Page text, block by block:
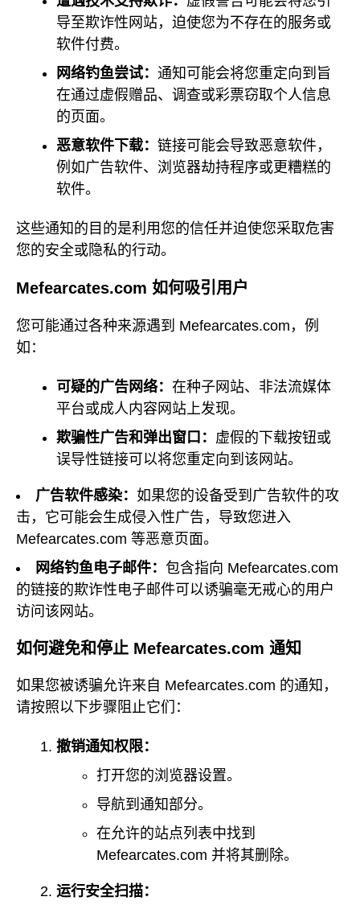
导至欺诈性网站，迫使您为不存在的服务或
软件付费。
网络钓鱼尝试： 通知可能会将您重定向到旨
在通过虚假赠品、调查或彩票窃取个人信息
的页面。
恶意软件下载： 链接可能会导致恶意软件，
例如广告软件、浏览器劫持程序或更糟糕的
软件。
这些通知的目的是利用您的信任并迫使您采取危害
您的安全或隐私的行动。
Mefearcates.com 如何吸引用户
您可能通过各种来源遇到 Mefearcates.com，例
如：
可疑的广告网络： 在种子网站、非法流媒体
平台或成人内容网站上发现。
欺骗性广告和弹出窗口： 虚假的下载按钮或
误导性链接可以将您重定向到该网站。
广告软件感染： 如果您的设备受到广告软件的攻
击，它可能会生成侵入性广告，导致您进入
Mefearcates.com 等恶意页面。
网络钓鱼电子邮件： 包含指向 Mefearcates.com
的链接的欺诈性电子邮件可以诱骗毫无戒心的用户
访问该网站。
如何避免和停止 Mefearcates.com 通知
如果您被诱骗允许来自 Mefearcates.com 的通知，
请按照以下步骤阻止它们：
撤销通知权限：
打开您的浏览器设置。
导航到通知部分。
在允许的站点列表中找到
Mefearcates.com 并将其删除。
运行安全扫描：